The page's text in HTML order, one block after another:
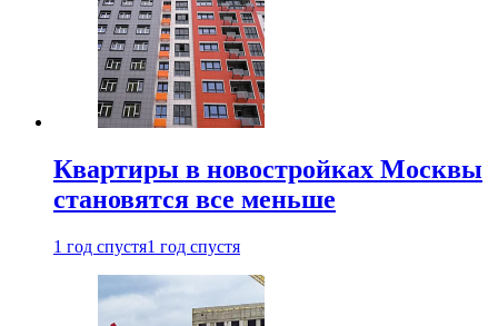
Квартиры в новостройках Москвы
становятся все меньше
1 год спустя1 год спустя